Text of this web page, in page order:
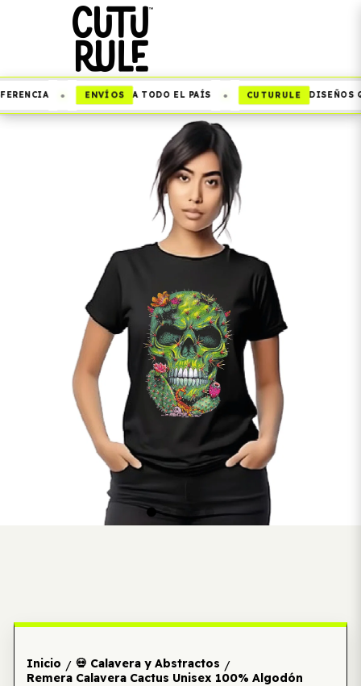
• ENVÍOS A TODO EL PAÍS CUTURULE DISEÑOS
Inicio / 💀 Calavera y Abstractos /
Remera Calavera Cactus Unisex 100% Algodón